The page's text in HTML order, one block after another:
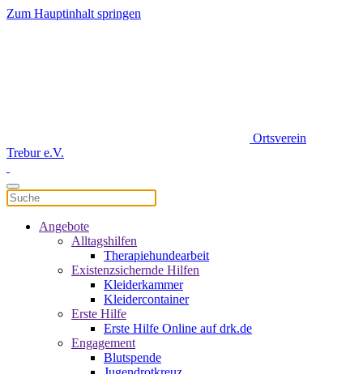
Zum Hauptinhalt springen
Ortsverein
Trebur e.V.
Angebote
Alltagshilfen
Therapiehundearbeit
Existenzsichernde Hilfen
Kleiderkammer
Kleidercontainer
Erste Hilfe
Erste Hilfe Online auf drk.de
Engagement
Blutspende